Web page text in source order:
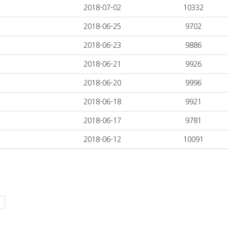
2018-07-02 10332
2018-06-25 9702
2018-06-23 9886
2018-06-21 9926
2018-06-20 9996
2018-06-18 9921
2018-06-17 9781
2018-06-12 10091